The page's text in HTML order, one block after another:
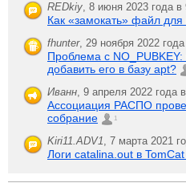
REDkiy, 8 июня 2023 года
Как «замокать» файл
fhunter, 29 ноября 2022
Проблема с NO_PUBKEY:
добавить его в базу apt?
Иванн, 9 апреля 2022 года
Ассоциация РАСПО
собрание
1
Kiri11.ADV1, 7 марта 2021
Логи catalina.out в